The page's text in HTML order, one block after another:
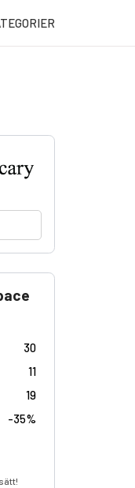
30
11
19
-35%